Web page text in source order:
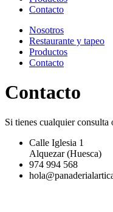
Contacto
Nosotros
Restaurante y tapeo
Productos
Contacto
Contacto
Si tienes cualquier consulta
Calle Iglesia 1
Alquezar (Huesca)
974 994 568